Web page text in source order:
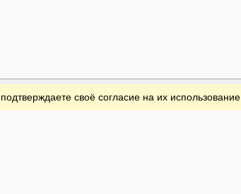
своё согласие на их использование.